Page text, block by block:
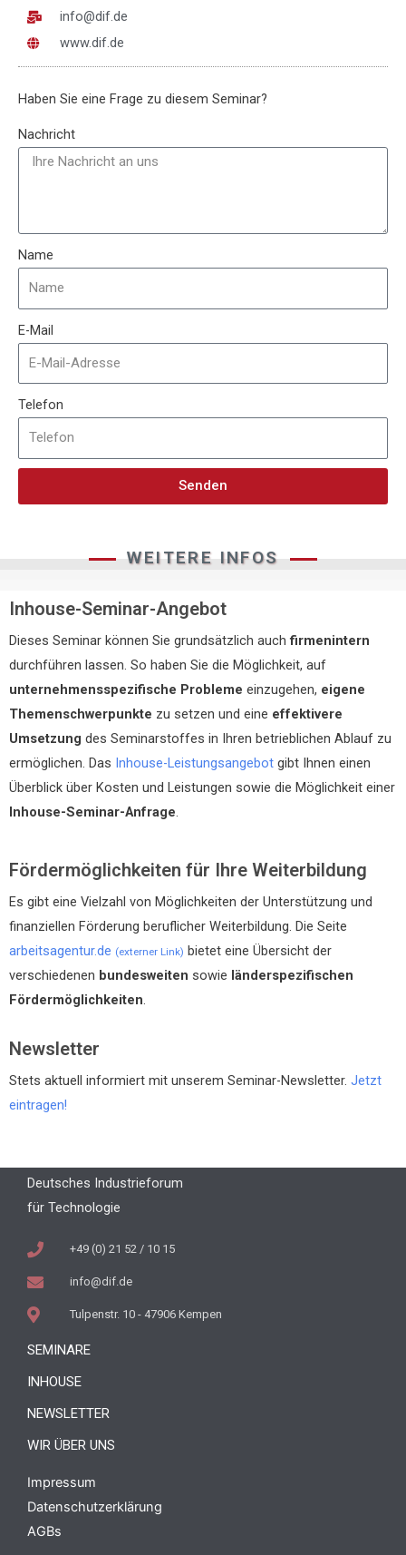
info@dif.de
www.dif.de
Haben Sie eine Frage zu diesem Seminar?
Nachricht
Name
E-Mail
Telefon
Senden
WEITERE INFOS
Inhouse-Seminar-Angebot
Dieses Seminar können Sie grundsätzlich auchfirmenintern
durchführen lassen. So haben Sie die Möglichkeit, auf
unternehmensspezifische Probleme einzugehen, eigene
Themenschwerpunkte zu setzen und eine effektivere
Umsetzung des Seminarstoffes in Ihren betrieblichen Ablauf zu
ermöglichen. Das Inhouse-Leistungsangebot gibt Ihnen einen
Überblick über Kosten und Leistungen sowie die Möglichkeit einer
Inhouse-Seminar-Anfrage.
Fördermöglichkeiten für Ihre Weiterbildung
Es gibt eine Vielzahl von Möglichkeiten der Unterstützung und
finanziellen Förderung beruflicher Weiterbildung. Die Seite
arbeitsagentur.de (externer Link) bietet eine Übersicht der
verschiedenen bundesweiten sowie länderspezifischen
Fördermöglichkeiten.
Newsletter
Stets aktuell informiert mit unserem Seminar-Newsletter. Jetzt
eintragen!
Deutsches Industrieforum
für Technologie
+49 (0) 21 52 / 10 15
info@dif.de
Tulpenstr. 10 - 47906 Kempen
SEMINARE
INHOUSE
NEWSLETTER
WIR ÜBER UNS
Impressum
Datenschutzerklärung
AGBs